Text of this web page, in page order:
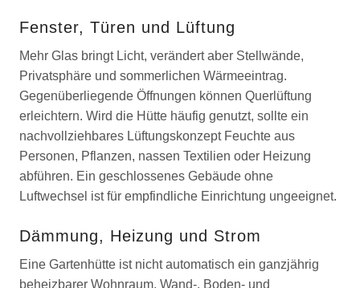
Fenster, Türen und Lüftung
Mehr Glas bringt Licht, verändert aber Stellwände,
Privatsphäre und sommerlichen Wärmeeintrag.
Gegenüberliegende Öffnungen können Querlüftung
erleichtern. Wird die Hütte häufig genutzt, sollte ein
nachvollziehbares Lüftungskonzept Feuchte aus
Personen, Pflanzen, nassen Textilien oder Heizung
abführen. Ein geschlossenes Gebäude ohne
Luftwechsel ist für empfindliche Einrichtung ungeeignet.
Dämmung, Heizung und Strom
Eine Gartenhütte ist nicht automatisch ein ganzjährig
beheizbarer Wohnraum. Wand-, Boden- und